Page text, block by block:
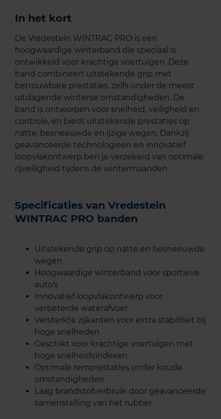
In het kort
De Vredestein WINTRAC PRO is een
hoogwaardige winterband die speciaal is
ontwikkeld voor krachtige voertuigen. Deze
band combineert uitstekende grip met
betrouwbare prestaties, zelfs onder de meest
uitdagende winterse omstandigheden. De
band is ontworpen voor snelheid, veiligheid en
controle, en biedt uitstekende prestaties op
natte, besneeuwde en ijzige wegen. Dankzij
geavanceerde technologieën en innovatief
loopvlakontwerp ben je verzekerd van optimale
rijveiligheid tijdens de wintermaanden.
Specificaties van Vredestein
WINTRAC PRO banden
Uitstekende grip op natte en besneeuwde
wegen
Hoogwaardige winterband voor sportieve
auto's
Innovatief loopvlakontwerp voor
verbeterde waterafvoer
Versterkte zijkanten voor extra stabiliteit bij
hoge snelheden
Geschikt voor krachtige voertuigen met
hoge snelheidsindexen
Optimale remprestaties onder koude
omstandigheden
Laag brandstofverbruik door geavanceerde
samenstelling van het rubber